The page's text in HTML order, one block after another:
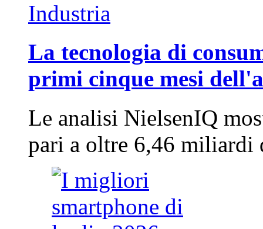
Industria
La tecnologia di
primi cinque mesi
Le analisi NielsenIQ
pari a oltre 6,46